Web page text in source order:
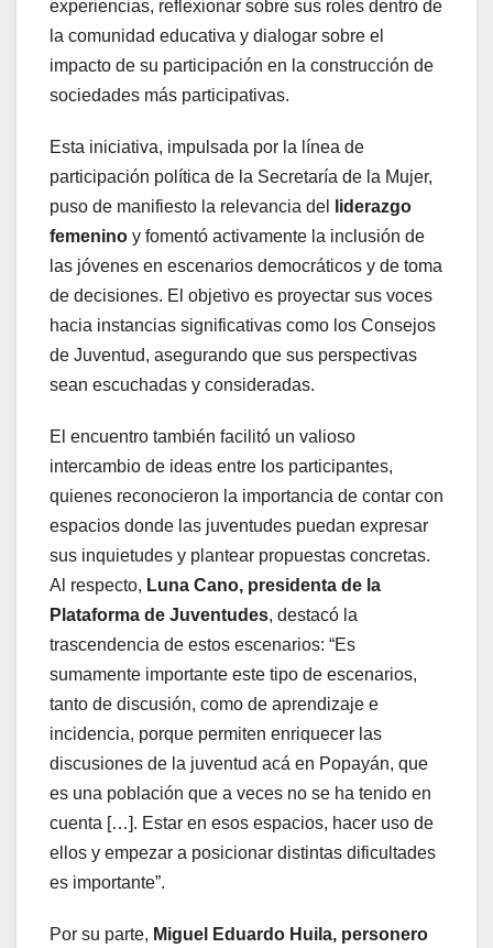
experiencias, reflexionar sobre sus roles dentro de
la comunidad educativa y dialogar sobre el
impacto de su participación en la construcción de
sociedades más participativas.
Esta iniciativa, impulsada por la línea de
participación política de la Secretaría de la Mujer,
puso de manifiesto la relevancia del
liderazgo
femenino y fomentó activamente la inclusión de
las jóvenes en escenarios democráticos y de toma
de decisiones. El objetivo es proyectar sus voces
hacia instancias significativas como los Consejos
de Juventud, asegurando que sus perspectivas
sean escuchadas y consideradas.
El encuentro también facilitó un valioso
intercambio de ideas entre los participantes,
quienes reconocieron la importancia de contar con
espacios donde las juventudes puedan expresar
sus inquietudes y plantear propuestas concretas.
Al respecto, Luna Cano, presidenta de la
Plataforma de Juventudes, destacó la
trascendencia de estos escenarios: “Es
sumamente importante este tipo de escenarios,
tanto de discusión, como de aprendizaje e
incidencia, porque permiten enriquecer las
discusiones de la juventud acá en Popayán, que
es una población que a veces no se ha tenido en
cuenta […]. Estar en esos espacios, hacer uso de
ellos y empezar a posicionar distintas dificultades
es importante”.
Por su parte, Miguel Eduardo Huila, personero